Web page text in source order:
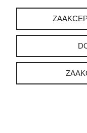
Imię lub pseudonim: